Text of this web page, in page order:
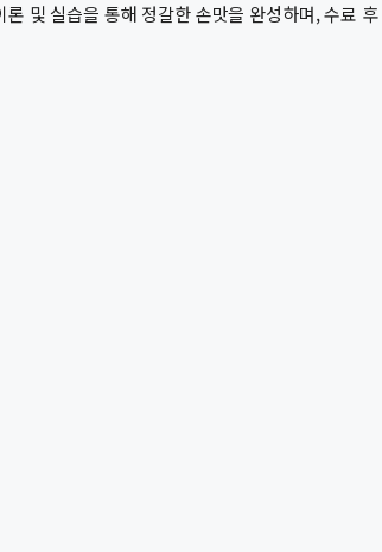
및 실습을 통해 정갈한 손맛을 완성하며, 수료 후